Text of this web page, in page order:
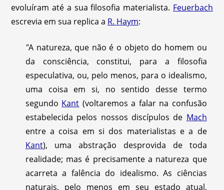
evoluíram até a sua filosofia materialista. Feuerbach
escrevia em sua replica a R. Haym:
"A natureza, que não é o objeto do homem ou
da consciência, constitui, para a filosofia
especulativa, ou, pelo menos, para o idealismo,
uma coisa em si, no sentido desse termo
segundo Kant (voltaremos a falar na confusão
estabelecida pelos nossos discípulos de Mach
entre a coisa em si dos materialistas e a de
Kant), uma abstração desprovida de toda
realidade; mas é precisamente a natureza que
acarreta a falência do idealismo. As ciências
naturais, pelo menos em seu estado atual,